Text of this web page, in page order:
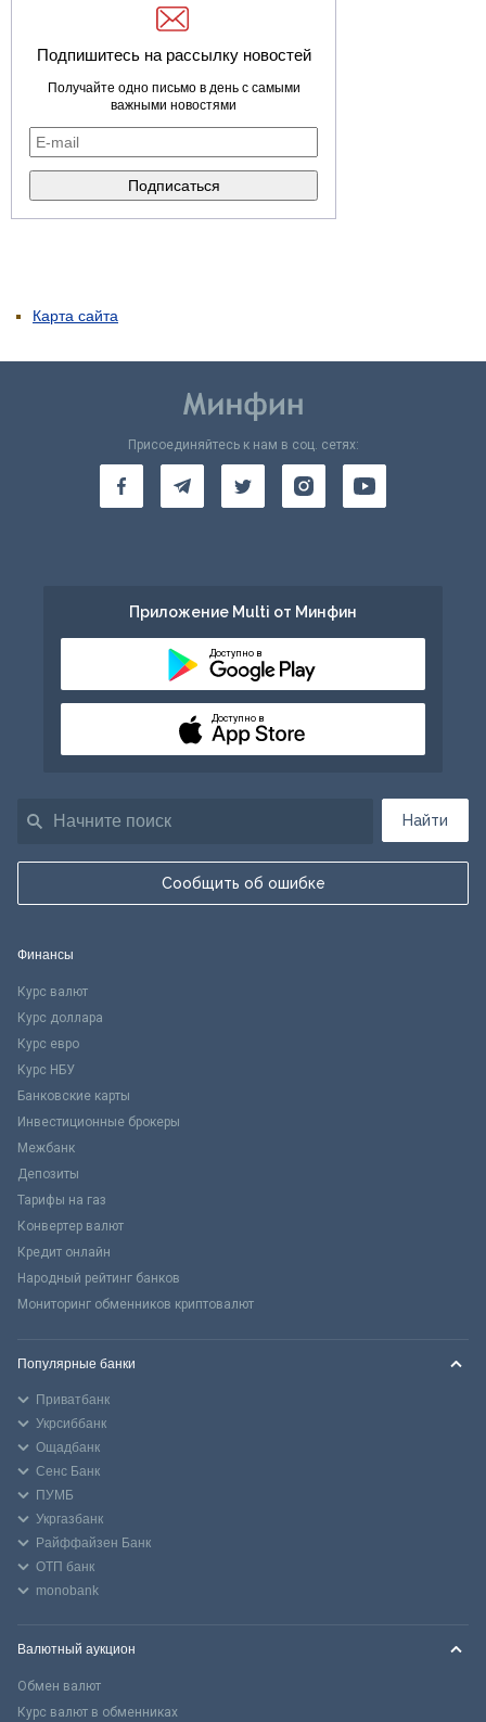
Подпишитесь на рассылку новостей
Получайте одно письмо в день с самыми
важными новостями
Карта сайта
Найти
Сообщить об ошибке
Присоединяйтесь к нам в соц. сетях:
Приложение Multi от Минфин
Доступно в
Доступно в
Финансы
Курс валют
Курс доллара
Курс евро
Курс НБУ
Банковские карты
Инвестиционные брокеры
Межбанк
Депозиты
Тарифы на газ
Конвертер валют
Кредит онлайн
Народный рейтинг банков
Мониторинг обменников криптовалют
Популярные банки
Приватбанк
Укрсиббанк
Ощадбанк
Сенс Банк
ПУМБ
Укргазбанк
Райффайзен Банк
ОТП банк
monobank
Валютный аукцион
Обмен валют
Курс валют в обменниках